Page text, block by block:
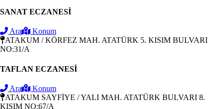
SANAT ECZANESİ
Ara
Konum
ATAKUM / KÖRFEZ MAH. ATATÜRK 5. KISIM BULVARI
NO:31/A
TAFLAN ECZANESİ
Ara
Konum
ATAKUM SAYFİYE / YALI MAH. ATATÜRK BULVARI 8.
KISIM NO:67/A